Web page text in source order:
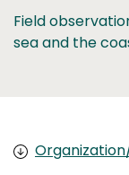
Field
sea and the